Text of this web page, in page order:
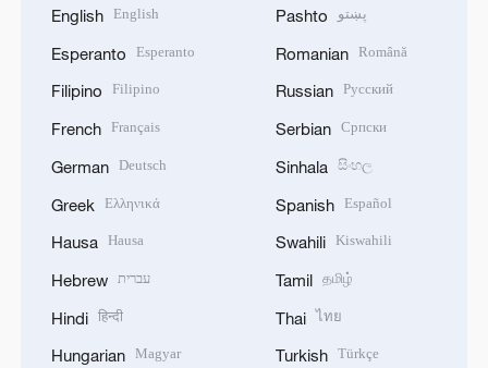
English English
Esperanto Esperanto
Filipino Filipino
French Français
German Deutsch
Greek Ελληνικά
Hausa Hausa
Hebrew עברית
Hindi हिन्दी
Hungarian Magyar
Pashto پښتو
Romanian Română
Russian Русский
Serbian Српски
Sinhala සිංහල
Spanish Español
Swahili Kiswahili
Tamil தமிழ்
Thai ไทย
Turkish Türkçe